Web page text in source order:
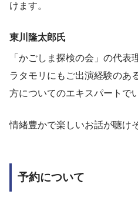
けます。
東川隆太郎氏
「かごしま探検の会」の代
ラタモリにもご出演経験のあ
方についてのエキスパートで
情緒豊かで楽しいお話が聴け
予約について